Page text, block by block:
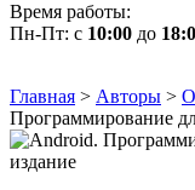
Время работы:
Пн-Пт: с 10:00 до
Главная > Авторы >
Программирование